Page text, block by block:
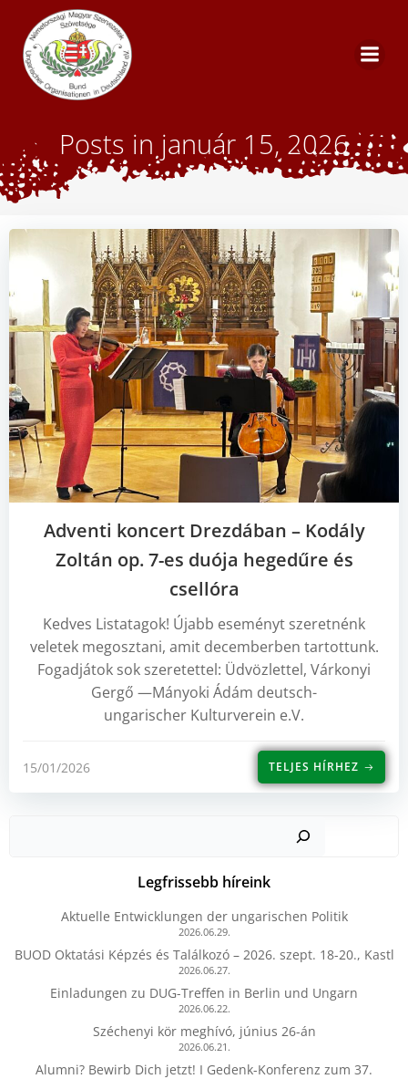
Posts in január 15, 2026
Adventi koncert Drezdában – Kodály
Zoltán op. 7-es duója hegedűre és
csellóra
Kedves Listatagok! Újabb eseményt szeretnénk
veletek megosztani, amit decemberben tartottunk.
Fogadjátok sok szeretettel: Üdvözlettel, Várkonyi
Gergő —Mányoki Ádám deutsch-
ungarischer Kulturverein e.V.
15/01/2026 TELJES HÍRHEZ
Legfrissebb híreink
Aktuelle Entwicklungen der ungarischen Politik
2026.06.29.
BUOD Oktatási Képzés és Találkozó – 2026. szept. 18-20., Kastl
2026.06.27.
Einladungen zu DUG-Treffen in Berlin und Ungarn
2026.06.22.
Széchenyi kör meghívó, június 26-án
2026.06.21.
Alumni? Bewirb Dich jetzt! I Gedenk-Konferenz zum 37.